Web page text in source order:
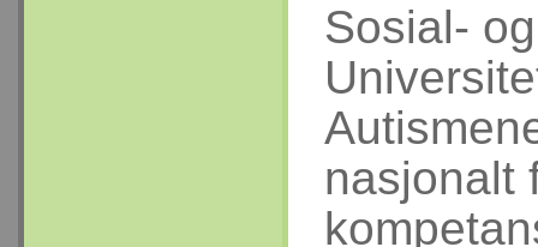
Sosial-
nasjonalt